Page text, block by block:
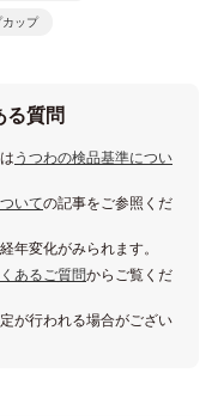
カップ
る質問
うつわの検品基準につい
いての記事をご参照くだ
年変化がみられます。
あるご質問からご覧くだ
が行われる場合がござい